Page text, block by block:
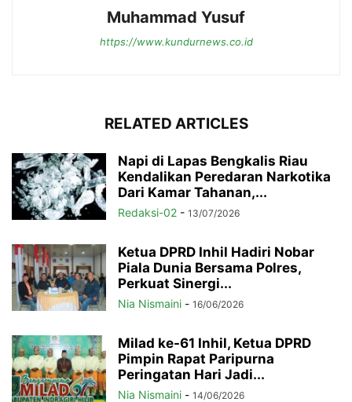
Muhammad Yusuf
https://www.kundurnews.co.id
RELATED ARTICLES
Napi di Lapas Bengkalis Riau
Kendalikan Peredaran Narkotika
Dari Kamar Tahanan,...
Redaksi-02 - 13/07/2026
Ketua DPRD Inhil Hadiri Nobar
Piala Dunia Bersama Polres,
Perkuat Sinergi...
Nia Nismaini - 16/06/2026
Milad ke-61 Inhil, Ketua DPRD
Pimpin Rapat Paripurna
Peringatan Hari Jadi...
Nia Nismaini - 14/06/2026